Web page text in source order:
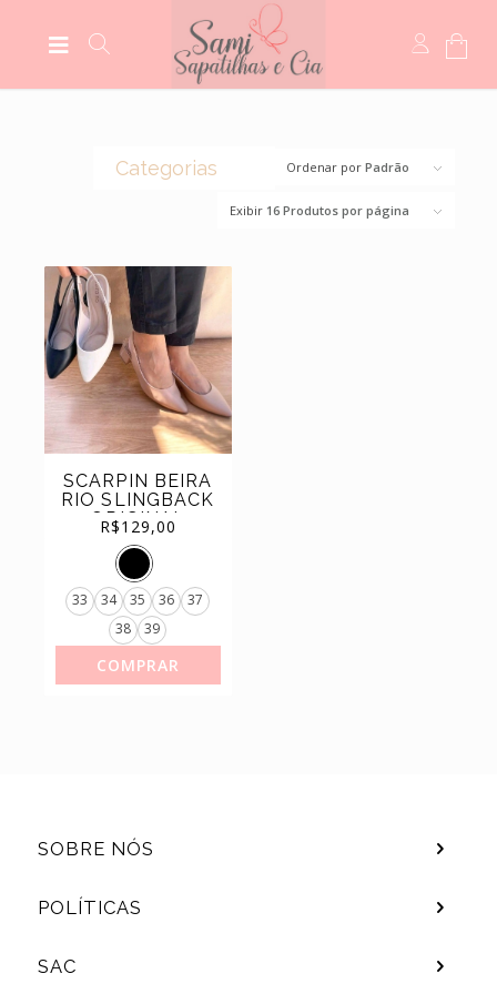
Ordenar porPadrão
Exibir 16 Produtos por página
SCARPIN BEIRA
RIO SLINGBACK
ORIGINAL
R$129,00
33 34 35 36
37
38
39
COMPRAR
Categorias
BOTAS (14)
MEIAS (5)
MOCASSIM (5)
SANDÁLIAS(118)
SCARPINS(6)
SAPATILHAS
TÊNIS
SOBRE NÓS
POLÍTICAS
SAC